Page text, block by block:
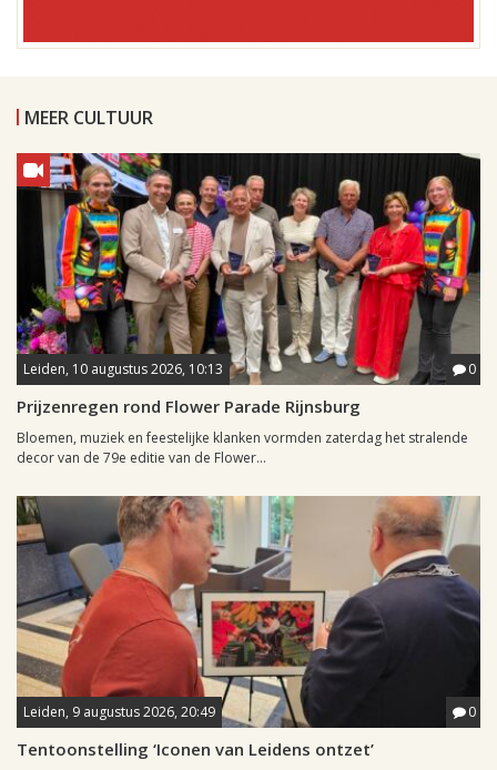
MEER CULTUUR
Leiden, 10 augustus 2026, 10:13 0
Prijzenregen rond Flower Parade Rijnsburg
Bloemen, muziek en feestelijke klanken vormden zaterdag het stralende
decor van de 79e editie van de Flower...
Leiden, 9 augustus 2026, 20:49 0
Tentoonstelling ‘Iconen van Leidens ontzet’